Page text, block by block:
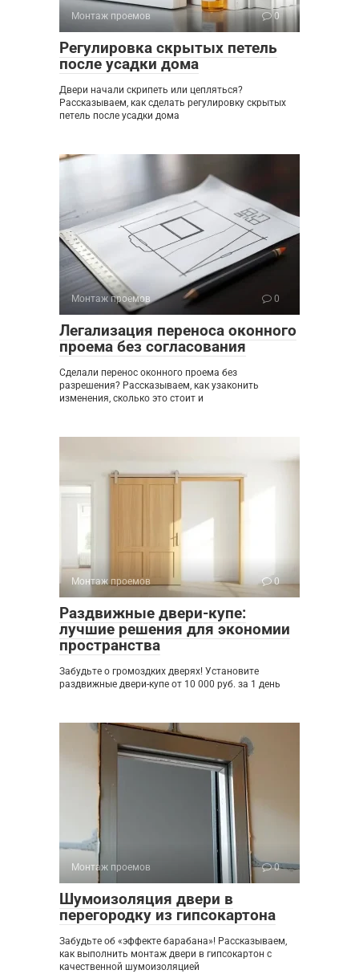
Монтаж проемов 0
Регулировка скрытых петель
после усадки дома
Двери начали скрипеть или цепляться?
Рассказываем, как сделать регулировку скрытых
петель после усадки дома
Монтаж проемов 0
Легализация переноса оконного
проема без согласования
Сделали перенос оконного проема без
разрешения? Рассказываем, как узаконить
изменения, сколько это стоит и
Монтаж проемов 0
Раздвижные двери-купе:
лучшие решения для экономии
пространства
Забудьте о громоздких дверях! Установите
раздвижные двери-купе от 10 000 руб. за 1 день
Монтаж проемов 0
Шумоизоляция двери в
перегородку из гипсокартона
Забудьте об «эффекте барабана»! Рассказываем,
как выполнить монтаж двери в гипсокартон с
качественной шумоизоляцией